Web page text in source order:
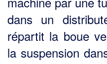
dans un
répartit la boue
la suspension